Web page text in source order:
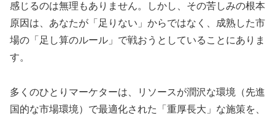
感じるのは無理もありません。しかし、その苦しみの根本
原因は、あなたが「足りない」からではなく、成熟した市
場の「足し算のルール」で戦おうとしていることにありま
す。
多くのひとりマーケターは、リソースが潤沢な環境（先進
国的な市場環境）で最適化された「重厚長大」な施策を、